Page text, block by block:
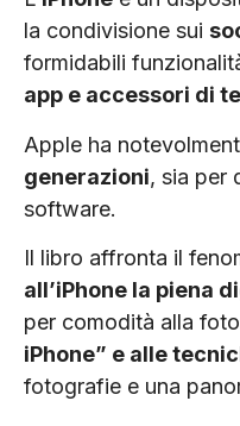
la condivisione sui
formidabili
app e accessori di
Apple ha
generazioni, sia per
software.
Il libro affronta il
all’iPhone la piena
per comodità alla
iPhone” e alle
fotografie e una